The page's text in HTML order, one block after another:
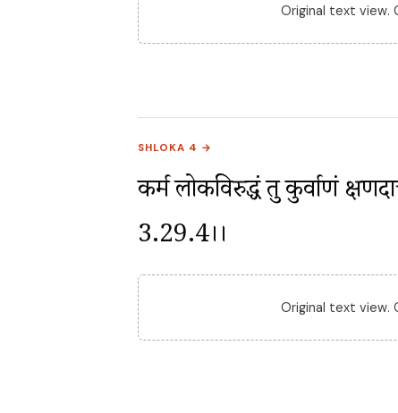
Original text view.
SHLOKA 4 →
कर्म लोकविरुद्धं तु कुर्वाणं
3.29.4।।
Original text view.